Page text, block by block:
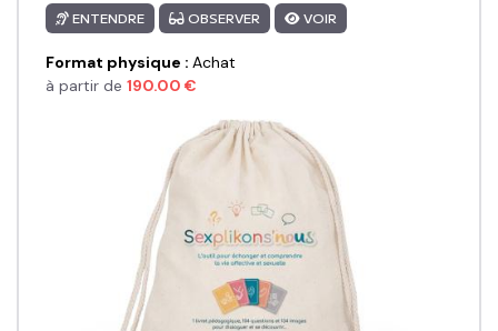
ENTENDRE OBSERVER VOIR
Format physique : Achat
à partir de 190.00 €